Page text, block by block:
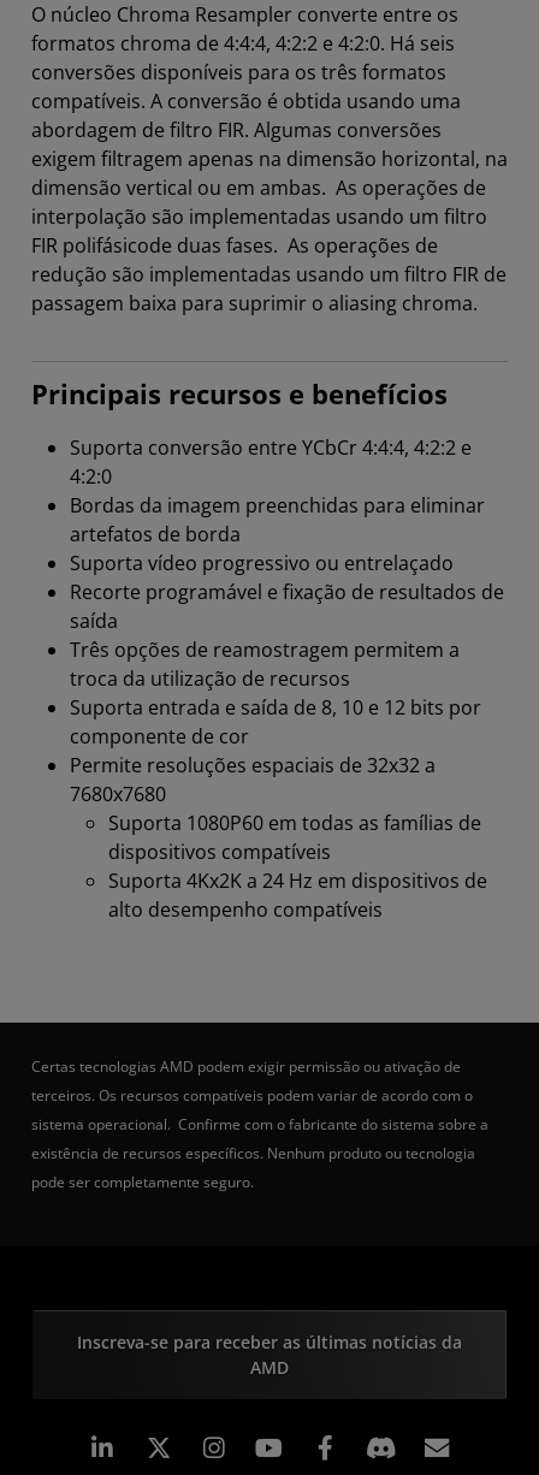
O núcleo Chroma Resampler converte entre os
formatos chroma de 4:4:4, 4:2:2 e 4:2:0. Há seis
conversões disponíveis para os três formatos
compatíveis. A conversão é obtida usando uma
abordagem de filtro FIR. Algumas conversões
exigem filtragem apenas na dimensão horizontal, na
dimensão vertical ou em ambas. As operações de
interpolação são implementadas usando um filtro
FIR polifásicode duas fases. As operações de
redução são implementadas usando um filtro FIR de
passagem baixa para suprimir o aliasing chroma.
Principais recursos e benefícios
Suporta conversão entre YCbCr 4:4:4, 4:2:2 e
4:2:0
Bordas da imagem preenchidas para eliminar
artefatos de borda
Suporta vídeo progressivo ou entrelaçado
Recorte programável e fixação de resultados de
saída
Três opções de reamostragem permitem a
troca da utilização de recursos
Suporta entrada e saída de 8, 10 e 12 bits por
componente de cor
Permite resoluções espaciais de 32x32 a
7680x7680
Suporta 1080P60 em todas as famílias de
dispositivos compatíveis
Suporta 4Kx2K a 24 Hz em dispositivos de
alto desempenho compatíveis
Certas tecnologias AMD podem exigir permissão ou ativação de
terceiros. Os recursos compatíveis podem variar de acordo com o
sistema operacional. Confirme com o fabricante do sistema sobre a
existência de recursos específicos. Nenhum produto ou tecnologia
pode ser completamente seguro.
Inscreva-se para receber as últimas notícias da
AMD
Linkedin Instagram Facebook